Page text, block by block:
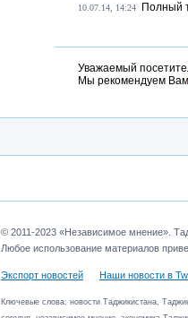
10.07.14, 14:24 Полный
Уважаемый
Мы рекомендуем Вам
© 2011-2023 «Независимое мнение».
Любое использование материалов
Экспорт новостей Наши новости в
Ключевые слова: новости Таджикистана,